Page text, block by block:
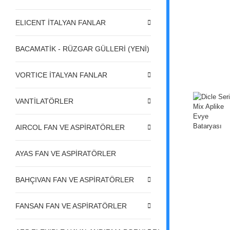
ELICENT İTALYAN FANLAR
BACAMATİK - RÜZGAR GÜLLERİ (YENİ)
VORTICE İTALYAN FANLAR
VANTİLATÖRLER
AIRCOL FAN VE ASPİRATÖRLER
AYAS FAN VE ASPİRATÖRLER
BAHÇIVAN FAN VE ASPİRATÖRLER
FANSAN FAN VE ASPİRATÖRLER